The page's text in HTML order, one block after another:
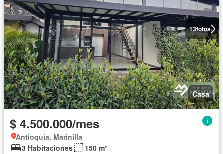
13fotos
Casa
$ 4.500.000/mes
Antioquia, Marinilla
3 Habitaciones
150 m²